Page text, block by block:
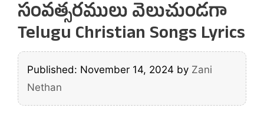
సంవత్సరములు వెలుచుండగా
Telugu Christian Songs Lyrics
Published: November 14, 2024 by Zani
Nethan